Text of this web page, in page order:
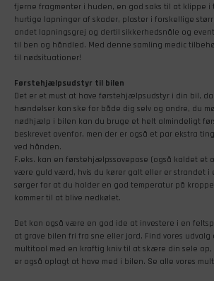
fjerne fragmenter i huden, en god saks til at klippe i
hurtige lapninger af skader, plaster i forskellige
andet lapningsgrej og dertil sikkerhedsnåle og
til ben og håndled. Med denne samling medic
til nødsituationer!
Førstehjælpsudstyr til bilen
Det er et must at have førstehjælpsudstyr i din bil,
hændelser kan ske for både dig selv og andre, du
nødhjælp i bilen kan du bruge et helt almindeligt
beskrevet ovenfor, men der er også et par ekstra
ved hånden.
F.eks. kan en førstehjælpssovepose (også kaldet et
være guld værd, hvis du kører galt eller er strandet i
sørger for at du holder en god temperatur på
kommer til at blive nedkølet.
Det kan også være en god ide at investere i en
at grave bilen fri fra sne eller jord. Find vores
multitool med en kraftig kniv til at skære din sele op,
er også oplagt at have med i bilen. Se alle vores